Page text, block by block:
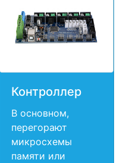
Контроллер
В основном,
перегорают
микросхемы
памяти или